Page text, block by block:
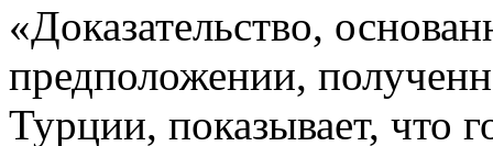
«Доказательство,
предположении,
Турции, показывает, что